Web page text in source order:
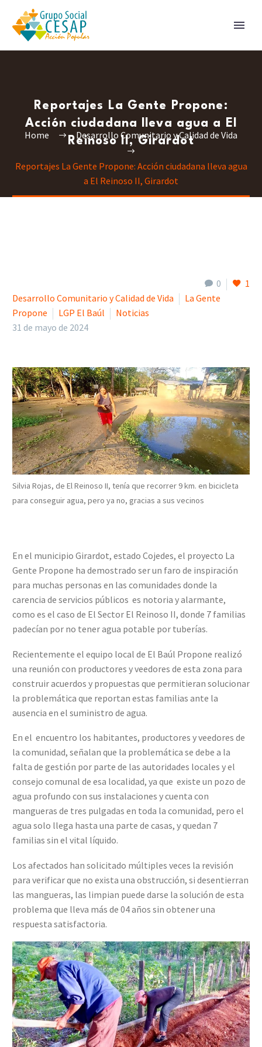
Reportajes La Gente Propone:
Acción ciudadana lleva agua a El
Reinoso II, Girardot
Home Desarrollo Comunitario y Calidad de Vida
Reportajes La Gente Propone: Acción ciudadana lleva agua
a El Reinoso II, Girardot
0
1
Desarrollo Comunitario y Calidad de Vida
La Gente
Propone
LGP El Baúl
Noticias
31 de mayo de 2024
Silvia Rojas, de El Reinoso II, tenía que recorrer 9 km. en bicicleta
para conseguir agua, pero ya no, gracias a sus vecinos
En el municipio Girardot, estado Cojedes, el proyecto La
Gente Propone ha demostrado ser un faro de inspiración
para muchas personas en las comunidades donde la
carencia de servicios públicos es notoria y alarmante,
como es el caso de El Sector El Reinoso II, donde 7 familias
padecían por no tener agua potable por tuberías.
Recientemente el equipo local de El Baúl Propone realizó
una reunión con productores y veedores de esta zona para
construir acuerdos y propuestas que permitieran solucionar
la problemática que reportan estas familias ante la
ausencia en el suministro de agua.
En el encuentro los habitantes, productores y veedores de
la comunidad, señalan que la problemática se debe a la
falta de gestión por parte de las autoridades locales y el
consejo comunal de esa localidad, ya que existe un pozo de
agua profundo con sus instalaciones y cuenta con
mangueras de tres pulgadas en toda la comunidad, pero el
agua solo llega hasta una parte de casas, y quedan 7
familias sin el vital líquido.
Los afectados han solicitado múltiples veces la revisión
para verificar que no exista una obstrucción, si desentierran
las mangueras, las limpian puede darse la solución de esta
problema que lleva más de 04 años sin obtener una
respuesta satisfactoria.